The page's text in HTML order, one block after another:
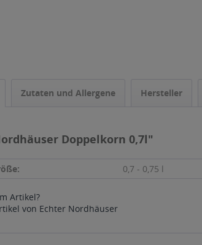
Zutaten und Allergene Hersteller
Doppelkorn 0,7l"
0,7 - 0,75 l
Artikel?
von Echter Nordhäuser